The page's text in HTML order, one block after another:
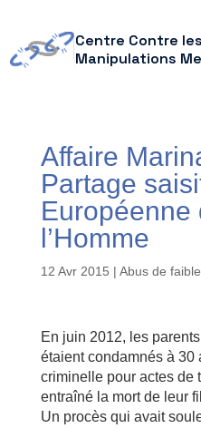
Centre Contre les
Manipulations
Affaire
Partage
Européenne
l’Homme
12 Avr 2015 | Abus de
En juin 2012, les
étaient condamnés à 30
criminelle pour actes de
entraîné la mort de leur
Un procès qui avait